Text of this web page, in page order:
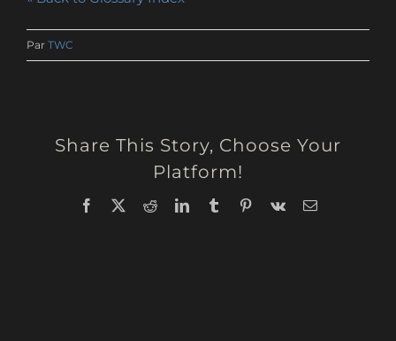
Par TWC
Share This Story, Choose Your
Platform!
Facebook
X RedditLinkedInTumblrPinterest
Vk Email